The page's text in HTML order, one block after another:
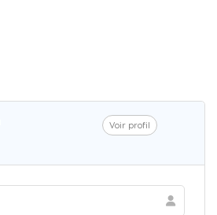
Voir profil